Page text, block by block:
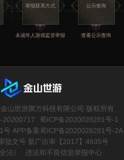
举报联系方式
未成年人游戏监管举报
公示查询
查看公示查询
山世游聚方科技有限公司 版权所有
20200717
蜀ICP备2020028281号-1
号 APP备案蜀ICP备2020028281号-2A
批文号 新广出审【2017】4635号
法》
违法和不良信息举报中心